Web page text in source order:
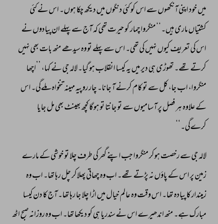
میں خود اپنی آنکھوں سے اس کو کئی دنگوں میں دیکھ چکا ہوں۔ اس نے کئی
کشتیاں ماری ہیں۔‘‘ منگروا چمار کو حیرت تھی کہ آج سے پہلے ان پیادوں نے
اس کی تعریف کیوں نہیں کی تھی۔ اس سے پہلے تو وہ سیدھے منھ بات بھی نہیں
کرتے تھے۔ تھوڑی ہی دیر میں یہ کیسا انقلاب ہو گیا۔ لالہ جی نے کہا، ’’اچھا
منگروا، اب جا، کل سے تو کام کرنے آ جانا۔ چار روپیہ مہینہ تنخواہ ملےگی۔ اس
کے علاوہ ہر فصل پر آسامیوں سے تو جانتا تو ہوگا کچھ بھینٹ بھی مل جایا
کرےگی۔‘‘
لالہ جی سے رخصت ہوکر منگروا جب اپنے گھر کی طرف چلا تو خوشی کے مارے
زمین پر اس کے پاؤں نہ پڑتے تھے۔ اب وہ چھاتی پھلاکر چل رہا تھا۔ اب وہ
زمیندار کا پیادہ تھا۔ اس وقت وہ عالم خیال میں اڑا چلا جا رہا تھا۔ آج کا دن کیسا
مبارک ہے۔ منھ اندھیرے اس نے سندریا ہی کو دیکھا تھا۔ اب وہ روزانہ صبح اٹھ